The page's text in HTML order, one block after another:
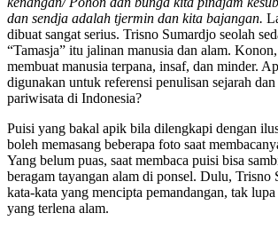
dan sendja adalah tjermin dan kita bajangan.
dibuat sangat serius. Trisno Sumardjo seolah
“Tamasja” itu jalinan manusia dan alam.
membuat manusia terpana, insaf, dan minder.
digunakan untuk referensi penulisan sejarah
pariwisata di Indonesia?
Puisi yang bakal apik bila dilengkapi dengan
boleh memasang beberapa foto saat
Yang belum puas, saat membaca puisi bisa
beragam tayangan alam di ponsel. Dulu, Trisno
kata-kata yang mencipta pemandangan, tak
yang terlena alam.